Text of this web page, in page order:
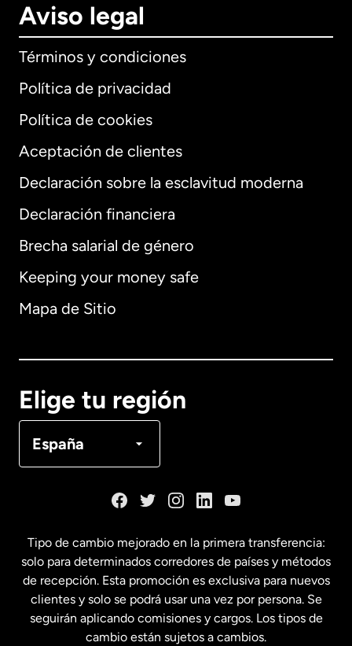
Aviso legal
Términos y condiciones
Política de privacidad
Política de cookies
Aceptación de clientes
Declaración sobre la esclavitud moderna
Declaración financiera
Brecha salarial de género
Keeping your money safe
Mapa de Sitio
Elige tu región
España
Internacional English
Alemania
Français
Estados Unidos English
Estados Unidos Español
Tipo de cambio mejorado en la primera transferencia:
solo para determinados corredores de países y métodos
de recepción. Esta promoción es exclusiva para nuevos
clientes y solo se podrá usar una vez por persona. Se
seguirán aplicando comisiones y cargos. Los tipos de
cambio están sujetos a cambios.